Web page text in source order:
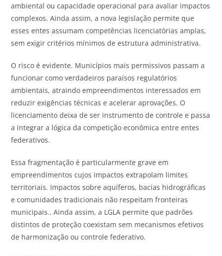
ambiental ou capacidade operacional para avaliar impactos
complexos. Ainda assim, a nova legislação permite que
esses entes assumam competências licenciatórias amplas,
sem exigir critérios mínimos de estrutura administrativa.
O risco é evidente. Municípios mais permissivos passam a
funcionar como verdadeiros paraísos regulatórios
ambientais, atraindo empreendimentos interessados em
reduzir exigências técnicas e acelerar aprovações. O
licenciamento deixa de ser instrumento de controle e passa
a integrar a lógica da competição econômica entre entes
federativos.
Essa fragmentação é particularmente grave em
empreendimentos cujos impactos extrapolam limites
territoriais. Impactos sobre aquíferos, bacias hidrográficas
e comunidades tradicionais não respeitam fronteiras
municipais.. Ainda assim, a LGLA permite que padrões
distintos de proteção coexistam sem mecanismos efetivos
de harmonização ou controle federativo.